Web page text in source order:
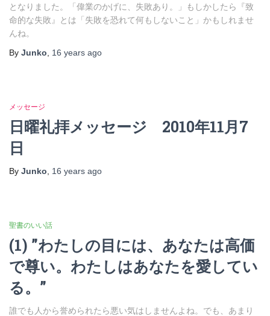
となりました。「偉業のかげに、失敗あり。」もしかしたら『致
命的な失敗』とは「失敗を恐れて何もしないこと」かもしれませ
んね。
By Junko 16 years ago
メッセージ
日曜礼拝メッセージ 2010年11月7
日
By Junko 16 years ago
聖書のいい話
(1) ”わたしの目には、あなたは高価
で尊い。わたしはあなたを愛してい
る。”
誰でも人から誉められたら悪い気はしませんよね。でも、あまり